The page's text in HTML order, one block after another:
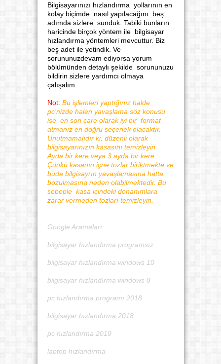
Bilgisayarınızı hızlandırma yollarının en
kolay biçimde nasıl yapılacağını beş
adımda sizlere sunduk. Tabiki bunların
haricinde birçok yöntem ile bilgisayar
hızlandırma yöntemleri mevcuttur. Biz
beş adet ile yetindik. Ve
sorununuzdevam ediyorsa yorum
bölümünden detaylı şekilde sorununuzu
bildirin sizlere yardımcı olmaya
çalışalım.
Not: Bu işlemleri yaptığınız halde
pc'nizde halen yavaşlama söz konusu
ise en son çare olarak iyi bir format
atmanız en doğru seçenek olacaktır.
Unutmamalıdır ki, düzenli olarak
bilgisayarınızın kasasını temizleyin.
Ayda bir kere veya 3 ayda bir kere.
Çünkü kasanın içne tozlar biriktmekte ve
buda bilgisayrın yavaşlamasına hatta
bozulmasına neden olabilmektedir. Bu
sebeple kasa içindeki donanımlara
zarar vermeden tozları temizleyin.
Google Aramaları:
bilgisayar hızlandırma programsız
bilgisayar hızlandırma windows 10
bilgisayar hızlandırma windows 8
pc hızlandırma programı 2018
bilgisayar hızlandırma 2018
pc hızlandırma 2019
laptop hızlandırma